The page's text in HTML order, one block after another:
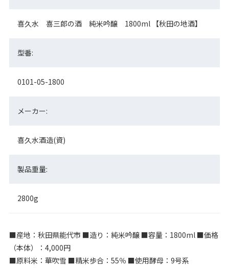
喜久水 喜三郎の酒 純米吟醸 1800ml 【秋田の地酒】
型番:
0101-05-1800
メーカー:
喜久水酒造(資)
製品重量:
2800g
■産地：秋田県能代市 ■造り：純米吟醸 ■容量：1800ml ■価格
（本体）：4,000円
■原料米：華吹雪 ■精米歩合：55％ ■使用酵母：9号系